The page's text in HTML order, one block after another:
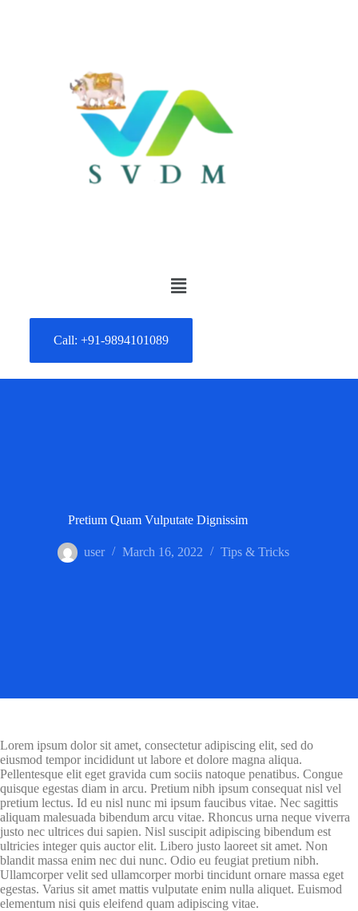
Call: +91-9894101089
Pretium Quam Vulputate Dignissim
user March 16, 2022 Tips & Tricks
Lorem ipsum dolor sit amet, consectetur adipiscing elit, sed do
eiusmod tempor incididunt ut labore et dolore magna aliqua.
Pellentesque elit eget gravida cum sociis natoque penatibus. Congue
quisque egestas diam in arcu. Pretium nibh ipsum consequat nisl vel
pretium lectus. Id eu nisl nunc mi ipsum faucibus vitae. Nec sagittis
aliquam malesuada bibendum arcu vitae. Rhoncus urna neque viverra
justo nec ultrices dui sapien. Nisl suscipit adipiscing bibendum est
ultricies integer quis auctor elit. Libero justo laoreet sit amet. Non
blandit massa enim nec dui nunc. Odio eu feugiat pretium nibh.
Ullamcorper velit sed ullamcorper morbi tincidunt ornare massa eget
egestas. Varius sit amet mattis vulputate enim nulla aliquet. Euismod
elementum nisi quis eleifend quam adipiscing vitae.